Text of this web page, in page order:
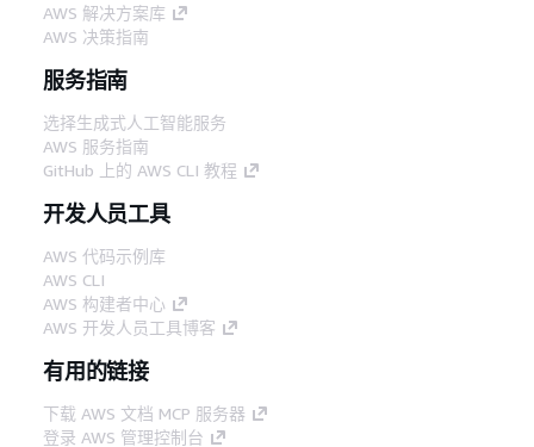
AWS 解决方案库
AWS 决策指南
服务指南
选择生成式人工智能服务
AWS 服务指南
GitHub 上的 AWS CLI 教程
开发人员工具
AWS 代码示例库
AWS CLI
AWS 构建者中心
AWS 开发人员工具博客
有用的链接
下载 AWS 文档 MCP 服务器
登录 AWS 管理控制台